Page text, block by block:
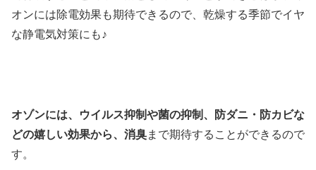
オンには除電効果も期待できるので、乾燥する季節でイヤ
な静電気対策にも♪
オゾンには、ウイルス抑制や菌の抑制、防ダニ・防カビな
どの嬉しい効果から、消臭まで期待することができるので
す。